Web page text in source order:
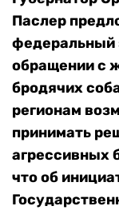
Паслер
федеральный
обращении с
бродячих
регионам
принимать
агрессивных
что об